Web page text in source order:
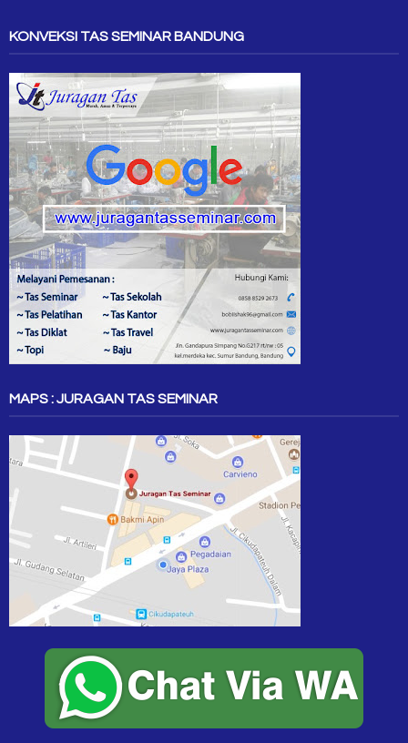
KONVEKSI TAS SEMINAR BANDUNG
MAPS : JURAGAN TAS SEMINAR